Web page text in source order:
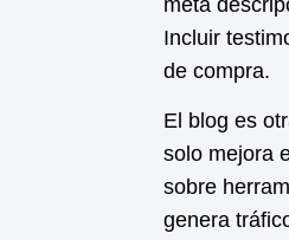
Incluir
de compra.
El blog es
solo mejora
sobre
genera